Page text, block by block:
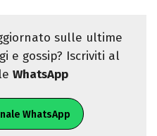
sulle ultime
e gossip? Iscriviti al
WhatsApp
WhatsApp